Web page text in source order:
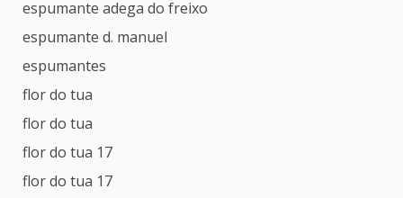
espumante adega do freixo
espumante d. manuel
espumantes
flor do tua
flor do tua
flor do tua 17
flor do tua 17